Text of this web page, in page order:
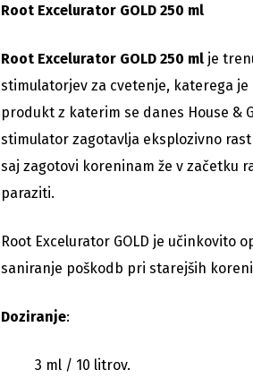
Root Excelurator GOLD 250 ml
Root Excelurator GOLD 250 mlje
stimulatorjev za cvetenje, katerega
produkt z katerim se danes House &
stimulator zagotavlja eksplozivno
saj zagotovi koreninam že v začetku
paraziti.
Root Excelurator GOLD je učinkovito
saniranje poškodb pri starejših
Doziranje:
3 ml / 10 litrov.